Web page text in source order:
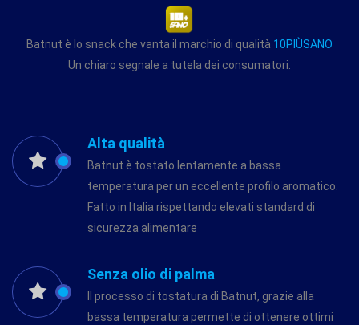
Batnut è lo snack che vanta il marchio di qualità 10PIÙSANO
Un chiaro segnale a tutela dei consumatori.
Alta qualità
Batnut è tostato lentamente a bassa
temperatura per un eccellente profilo aromatico.
Fatto in Italia rispettando elevati standard di
sicurezza alimentare
Senza olio di palma
Il processo di tostatura di Batnut, grazie alla
bassa temperatura permette di ottenere ottimi